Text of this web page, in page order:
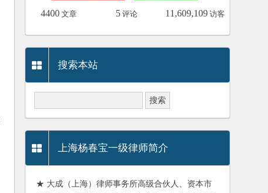
4400 文章 5 评论 11,609,109 访客
搜索本站
上海杨春宝一级律师简介
★ 大成（上海）律师事务所高级合伙人、资本市